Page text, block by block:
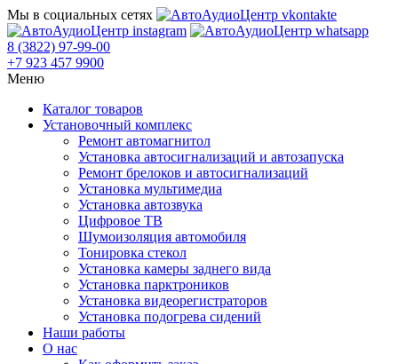
Мы в социальных сетях
8 (3822) 97-99-00
+7 923 457 9900
Меню
Каталог товаров
Установочный комплекс
Ремонт автомагнитол
Установка автосигнализаций и автозапуска
Ремонт брелоков и автосигнализаций
Установка мультимедиа
Установка автозвука
Цифровое ТВ
Шумоизоляция автомобиля
Тонировка стекол
Установка камеры заднего вида
Установка парктроников
Установка видеорегистраторов
Установка подогрева сидений
Наши работы
О нас